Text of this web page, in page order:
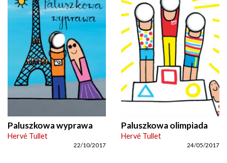
Paluszkowa wyprawa
Hervé Tullet
22/10/2017
Paluszkowa olimpiada
Hervé Tullet
24/05/2017